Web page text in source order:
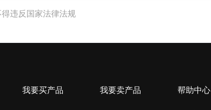
违反国家法律法规
我要买产品 我要卖产品 帮助中心